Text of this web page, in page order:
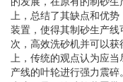
上，总结了其缺点和优
装置，使得其制砂生产
次，高效洗砂机并可以
上，传统的观点认为应
产线的叶轮进行强力震